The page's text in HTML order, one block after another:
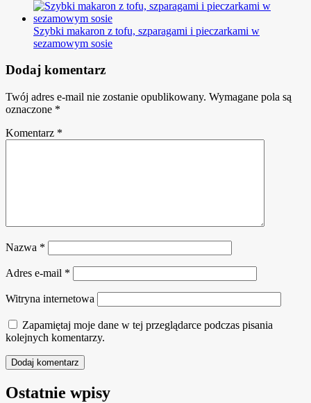
Szybki makaron z tofu, szparagami i pieczarkami w
sezamowym sosie
Dodaj komentarz
Twój adres e-mail nie zostanie opublikowany. Wymagane pola są
oznaczone *
Komentarz *
Nazwa *
Adres e-mail *
Witryna internetowa
Zapamiętaj moje dane w tej przeglądarce podczas pisania
kolejnych komentarzy.
Ostatnie wpisy